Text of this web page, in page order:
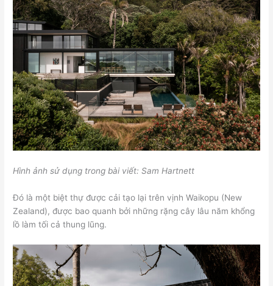
Hình ảnh sử dụng trong bài viết: Sam Hartnett
Đó là một biệt thự được cải tạo lại trên vịnh Waikopu (New
Zealand), được bao quanh bởi những rặng cây lâu năm khổng
lồ làm tối cả thung lũng.